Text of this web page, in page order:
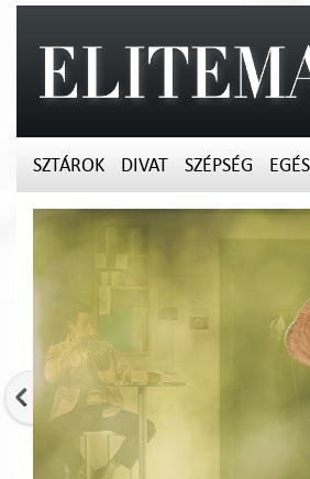
SZTÁROK DIVAT SZÉPSÉG